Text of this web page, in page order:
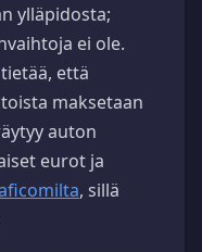
ylläpidosta;
ei ole.
että
maksetaan
auton
eurot ja
, sillä